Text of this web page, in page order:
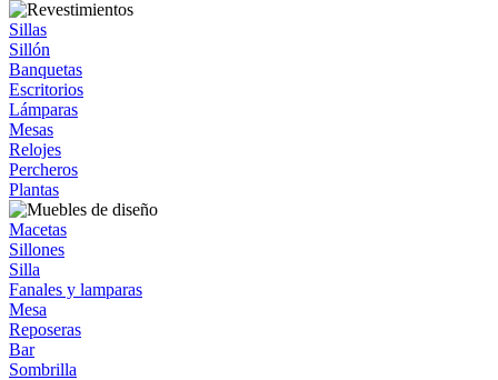
Sillas
Sillón
Banquetas
Escritorios
Lámparas
Mesas
Relojes
Percheros
Plantas
Macetas
Sillones
Silla
Fanales y lamparas
Mesa
Reposeras
Bar
Sombrilla